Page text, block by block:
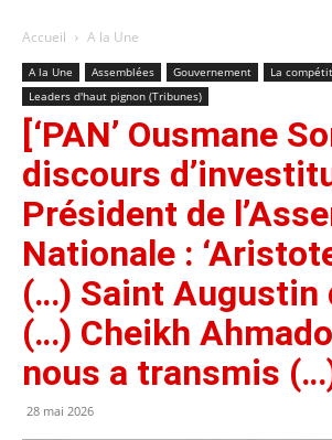
Accueil A la Une
A la Une Assemblées Gouvernement La
Leaders d'haut pignon (Tribunes)
[‘PAN’ Ousmane
discours
Président de
Nationale :
(…) Saint Augustin
(…) Cheikh
nous a transmis
28 mai 2026